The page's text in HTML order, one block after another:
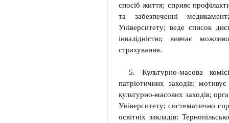
спосіб життя; сприяє
та забезпеченні
Університету; веде список
інвалідністю; вивчає
страхування.
5. Культурно-масова
патріотичних заходів;
культурно-масових заходів;
Університету; систематично
освітніх закладів: